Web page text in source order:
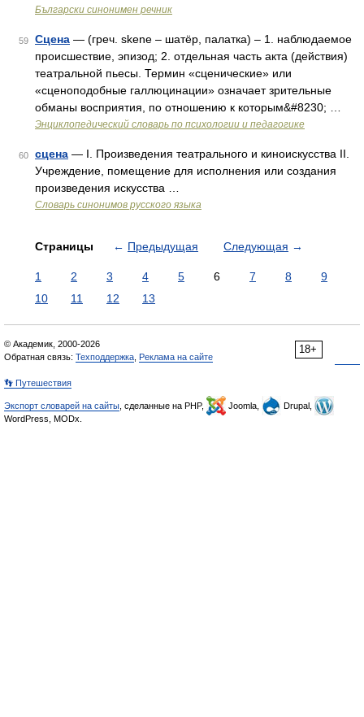
Български синонимен речник
59 Сцена — (греч. skene – шатёр, палатка) – 1. наблюдаемое
происшествие, эпизод; 2. отдельная часть акта (действия)
театральной пьесы. Термин «сценические» или
«сценоподобные галлюцинации» означает зрительные
обманы восприятия, по отношению к которым&#8230; …
Энциклопедический словарь по психологии и педагогике
60 сцена — I. Произведения театрального и киноискусства II.
Учреждение, помещение для исполнения или создания
произведения искусства …
Словарь синонимов русского языка
Страницы ← Предыдущая Следующая →
1 2 3 4 5 6 7 8
9
10
11 12 13
18+
© Академик, 2000-2026
Обратная связь: Техподдержка Реклама на сайте
👣 Путешествия
Экспорт словарей на сайты , сделанные на PHP, Joomla,
Drupal,
WordPress, MODx.